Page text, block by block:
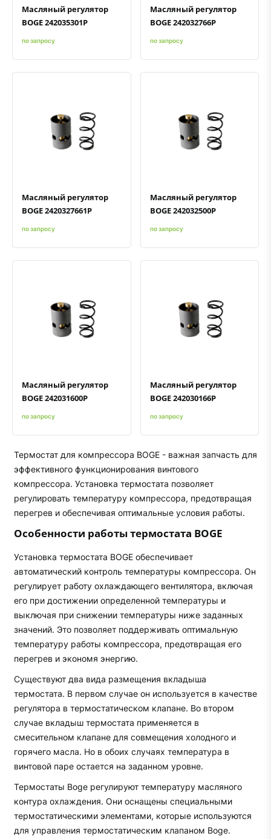
Масляный регулятор
BOGE 242035301P
по запросу
Масляный регулятор
BOGE 242032766P
по запросу
Быстрый просмотрДобавить к сравнению
Добавить в избранное
Масляный регулятор
BOGE 2420327661P
по запросу
Быстрый просмотрДобавить к сравнению
Добавить в избранное
Масляный регулятор
BOGE 242032500P
по запросу
Быстрый просмотрДобавить к сравнению
Добавить в избранное
Масляный регулятор
BOGE 242031600P
по запросу
Быстрый просмотрДобавить к сравнению
Добавить в избранное
Масляный регулятор
BOGE 242030166P
по запросу
Термостат для компрессора BOGE - важная запчасть для
эффективного функционирования винтового
компрессора. Установка термостата позволяет
регулировать температуру компрессора, предотвращая
перегрев и обеспечивая оптимальные условия работы.
Особенности работы термостата BOGE
Установка термостата BOGE обеспечивает
автоматический контроль температуры компрессора. Он
регулирует работу охлаждающего вентилятора, включая
его при достижении определенной температуры и
выключая при снижении температуры ниже заданных
значений. Это позволяет поддерживать оптимальную
температуру работы компрессора, предотвращая его
перегрев и экономя энергию.
Существуют два вида размещения вкладыша
термостата. В первом случае он используется в качестве
регулятора в термостатическом клапане. Во втором
случае вкладыш термостата применяется в
смесительном клапане для совмещения холодного и
горячего масла. Но в обоих случаях температура в
винтовой паре остается на заданном уровне.
Термостаты Boge регулируют температуру масляного
контура охлаждения. Они оснащены специальными
термостатическими элементами, которые используются
для управления термостатическим клапаном Boge.